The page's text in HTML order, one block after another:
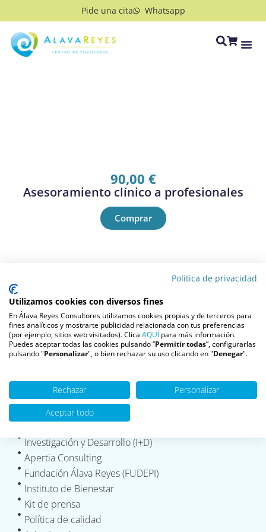
Pide una cita Whatsapp
90,00 €
Asesoramiento clínico a profesionales
Comprar
Autorizado por la Comunidad de Madrid como Centro
Inscrito en el registro: CS12152
Información
Investigación y Desarrollo (I+D)
Apertia Consulting
Fundación Álava Reyes (FUDEPI)
Instituto de Bienestar
Kit de prensa
Política de calidad
Política de privacidad
Utilizamos cookies con diversos fines
En Álava Reyes Consultores utilizamos cookies propias y de terceros para
fines analíticos y mostrarte publicidad relacionada con tus preferencias
(por ejemplo, sitios web visitados). Clica AQUÍ para más información.
Puedes aceptar todas las cookies pulsando ‘’Permitir todas”, configurarlas
pulsando "Personalizar", o bien rechazar su uso clicando en "Denegar".
Rechazar
Personalizar
Aceptar todo